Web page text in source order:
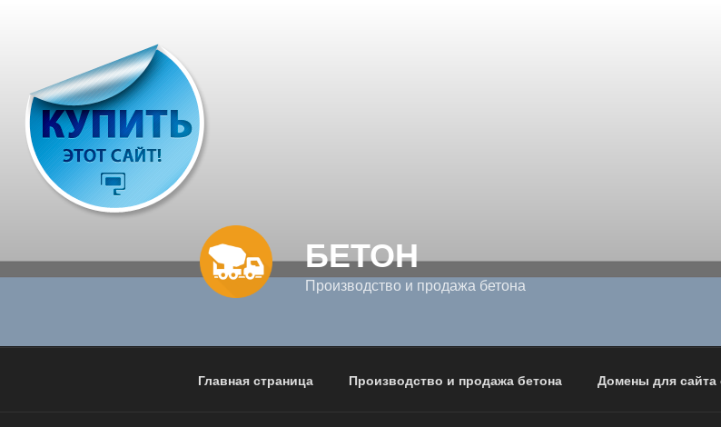
БЕТОН
Производство и продажа бетона
Главная страница Производство и продажа бетона Домены для сайта